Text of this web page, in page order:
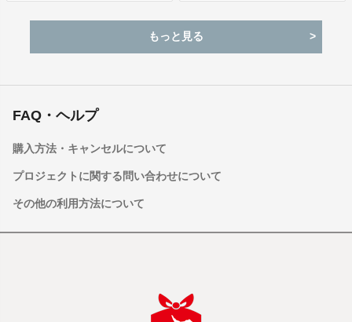
もっと見る
FAQ・ヘルプ
購入方法・キャンセルについて
プロジェクトに関する問い合わせについて
その他の利用方法について